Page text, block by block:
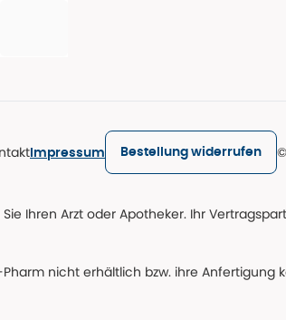
Impressum Bestellung widerrufen
Ihren Arzt oder Apotheker. Ihr
nicht erhältlich bzw. ihre Anfertigung